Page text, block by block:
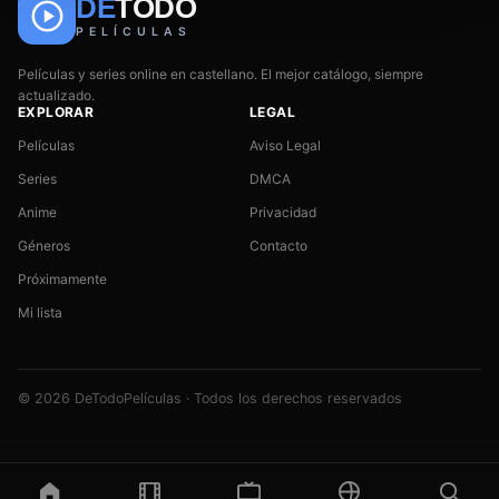
DETODO
PELÍCULAS
Películas y series online en castellano. El mejor catálogo, siempre
actualizado.
EXPLORAR
Películas
Series
Anime
Géneros
Próximamente
Mi lista
LEGAL
Aviso Legal
DMCA
Privacidad
Contacto
© 2026 DeTodoPelículas · Todos los derechos reservados